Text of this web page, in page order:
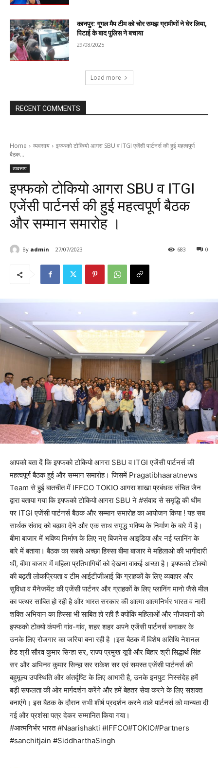
कानपुर: गूगल मैप टीम को चोर समझ ग्रामीणों ने घेर लिया,
पिटाई के बाद पुलिस ने बचाया
29/08/2025
Load more
RECENT COMMENTS